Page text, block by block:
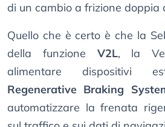
di un cambio a frizione doppia
Quello che è certo è che la
della funzione V2L, la
alimentare dispositivi
Regenerative Braking
automatizzare la frenata